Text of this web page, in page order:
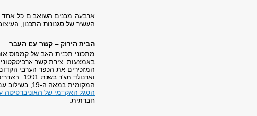
ארבעה מבנים השואבים כל אחד
העשיר של סגנונות התכנון,
הבית הירוק – קשר עם העבר
מתכנני תכנית האב של קמפוס
באמצעות יצירת קשר
המזכירים את הכפר הערבי
וארנולד
המקומית במאה ה-19, בשילוב עם תכנון עכשווי. הבית הירוק בולט ביופיו ובייחודו ופועל כ
הסגל האקדמי של האוניברסיטה
חברתית.